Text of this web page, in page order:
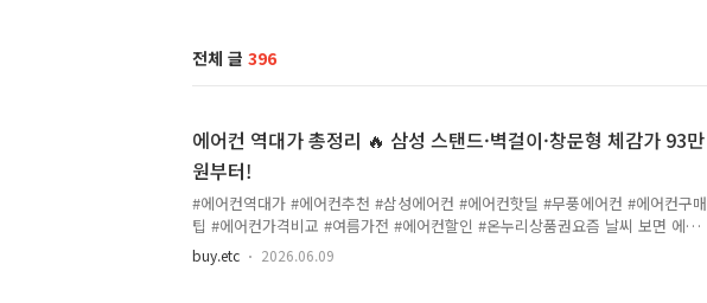
전체 글 396
에어컨 역대가 총정리 🔥 삼성 스탠드·벽걸이·창문형 체감가 93만
원부터!
#에어컨역대가 #에어컨추천 #삼성에어컨 #에어컨핫딜 #무풍에어컨 #에어컨구매
팁 #에어컨가격비교 #여름가전 #에어컨할인 #온누리상품권요즘 날씨 보면 에어
컨 이제 진짜 선택이 아니라 필수잖아요 😅 근데 에어컨은 워낙 가격이 크다 보
니까 "좀 더 싸게 살 수 있는 타이밍 없을까?" 하고 기다리시는 분들 많으실 것
buy.etc 2026.06.09